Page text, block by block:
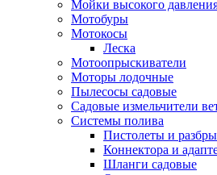
Мойки высокого
Мотобуры
Мотокосы
Леска
Мотоопрыскиватели
Моторы лодочные
Пылесосы садовые
Садовые измельчители
Системы полива
Пистолеты и
Коннектора и
Шланги садовые